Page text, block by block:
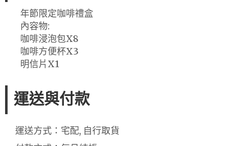
年節限定咖啡禮盒
內容物:
咖啡浸泡包X8
咖啡方便杯X3
明信片X1
運送與付款
運送方式：宅配, 自行取貨